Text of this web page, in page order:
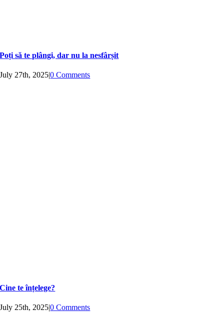
Poți să te plângi, dar nu la nesfârșit
July 27th, 2025|0 Comments
Cine te înțelege?
July 25th, 2025|0 Comments